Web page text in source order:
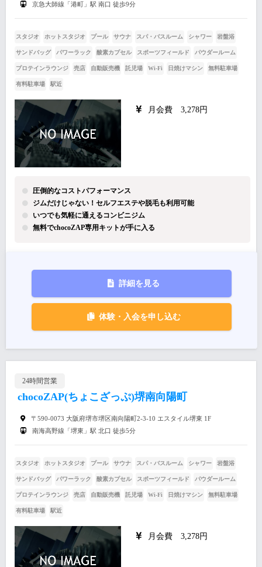
京急大師線「港町」駅 南口 徒歩9分
スタジオ ホットスタジオ プール サウナ スパ・バスルーム シャワー 岩盤浴
サンドバッグ パワーラック 酸素カプセル スポーツフィールド パウダールーム
プロテインラウンジ 売店 自動販売機 託児場 Wi-Fi 日焼けマシン 無料駐車場
有料駐車場 駅近
月会費 3,278円
圧倒的なコストパフォーマンス
ジムだけじゃない！セルフエステや脱毛も利用可能
いつでも気軽に通えるコンビニジム
無料でchocoZAP専用キットが手に入る
詳細を見る
体験・入会を申し込む
24時間営業
chocoZAP(ちょこざっぷ)堺南向陽町
〒590-0073 大阪府堺市堺区南向陽町2-3-10 エスタイル堺東 1F
南海高野線「堺東」駅 北口 徒歩5分
スタジオ ホットスタジオ プール サウナ スパ・バスルーム シャワー 岩盤浴
サンドバッグ パワーラック 酸素カプセル スポーツフィールド パウダールーム
プロテインラウンジ 売店 自動販売機 託児場 Wi-Fi 日焼けマシン 無料駐車場
有料駐車場 駅近
月会費 3,278円